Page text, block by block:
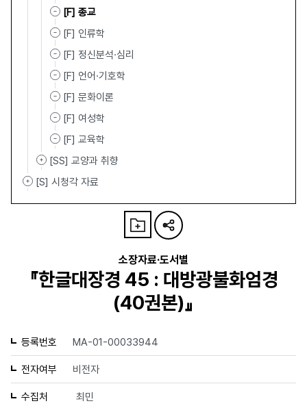
[F] 종교
[F] 인류학
[F] 정신분석·심리
[F] 언어·기호학
[F] 문화이론
[F] 여성학
[F] 교육학
[SS] 교양과 취향
[S] 시청각 자료
소장자료·도서별
『한글대장경 45 : 대방광불화엄경
(40권본)』
등록번호 MA-01-00033944
전자여부 비전자
수집처 최민